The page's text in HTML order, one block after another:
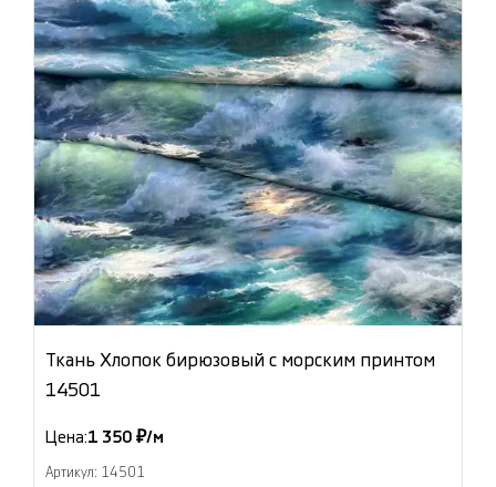
Ткань Хлопок бирюзовый с морским принтом
14501
Цена:1 350 ₽/м
Артикул: 14501